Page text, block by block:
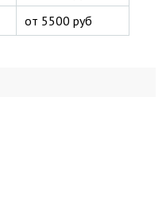
от 5500 руб